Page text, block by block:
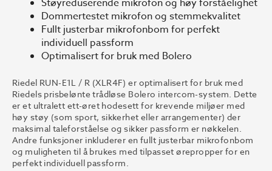
Støyreduserende mikrofon og høy forståelighet
Dommertestet mikrofon og stemmekvalitet
Fullt justerbar mikrofonbom for perfekt
individuell passform
Optimalisert for bruk med Bolero
Riedel RUN-E1L / R (XLR4F) er optimalisert for bruk med
Riedels prisbelønte trådløse Bolero intercom-system. Dette
er et ultralett ett-øret hodesett for krevende miljøer med
høy støy (som sport, sikkerhet eller arrangementer) der
maksimal taleforståelse og sikker passform er nøkkelen.
Andre funksjoner inkluderer en fullt justerbar mikrofonbom
og muligheten til å brukes med tilpasset ørepropper for en
perfekt individuell passform.